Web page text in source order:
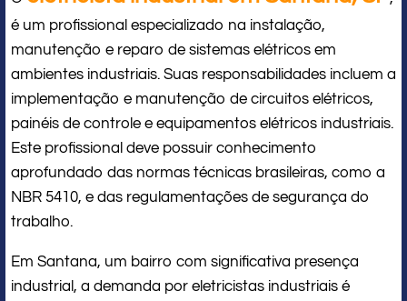
é um profissional especializado na instalação,
manutenção e reparo de sistemas elétricos em
ambientes industriais. Suas responsabilidades incluem a
implementação e manutenção de circuitos elétricos,
painéis de controle e equipamentos elétricos industriais.
Este profissional deve possuir conhecimento
aprofundado das normas técnicas brasileiras, como a
NBR 5410, e das regulamentações de segurança do
trabalho.
Em Santana, um bairro com significativa presença
industrial, a demanda por eletricistas industriais é